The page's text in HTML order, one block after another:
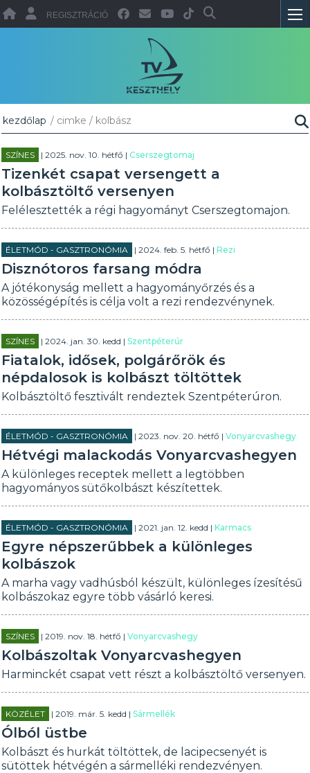
REGISZTRÁCIÓ
kezdőlap / cimke / kolbász
SZÍNES | 2025. nov. 10. hétfő |Cserszegtomaj
Tizenkét csapat versengett a
kolbásztöltő versenyen
Felélesztették a régi hagyományt Cserszegtomajon.
ÉLETMÓD - GASZTRONÓMIA | 2024. feb. 5. hétfő |Rezi
Disznótoros farsang módra
A jótékonyság mellett a hagyományőrzés és a
közösségépítés is célja volt a rezi rendezvénynek.
SZÍNES | 2024. jan. 30. kedd |Szentpéterúr
Fiatalok, idősek, polgárőrök és
népdalosok is kolbászt töltöttek
Kolbásztöltő fesztivált rendeztek Szentpéterúron.
ÉLETMÓD - GASZTRONÓMIA | 2023. nov. 20. hétfő |Vonyarcvashegy
Hétvégi malackodás Vonyarcvashegyen
A különleges receptek mellett a legtöbben
hagyományos sütőkolbászt készítettek.
ÉLETMÓD - GASZTRONÓMIA | 2021. jan. 12. kedd |Karmacs
Egyre népszerűbbek a különleges
kolbászok
A marha vagy vadhúsból készült, különleges ízesítésű
kolbászokaz egyre több vásárló keresi.
SZÍNES | 2019. nov. 18. hétfő |Vonyarcvashegy
Kolbászoltak Vonyarcvashegyen
Harminckét csapat vett részt a kolbásztöltő versenyen.
KÖZÉLET | 2019. már. 5. kedd |Sármellék
Ólból üstbe
Kolbászt és hurkát töltöttek, de lacipecsenyét is
sütöttek hétvégén a sármelléki rendezvényen.